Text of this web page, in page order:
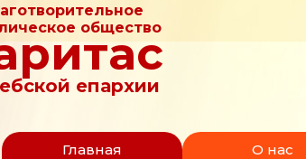
общество
епархии
Главная О нас